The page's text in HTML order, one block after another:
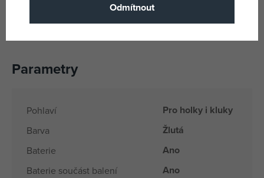
Parametry
Pohlaví Pro holky i kluky
Barva Žlutá
Baterie Ano
Baterie součást balení Ano
Odmítnout